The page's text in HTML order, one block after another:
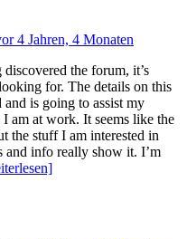
4 Jahren, 4 Monaten
the forum, it’s
for. The details on this
is going to assist my
am at work. It seems like the
the stuff I am interested in
and info really show it. I’m